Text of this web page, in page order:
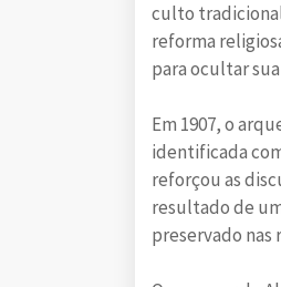
culto tradicional
reforma
para ocultar
Em 1907, o
identificada
reforçou as
resultado de
preservado nas